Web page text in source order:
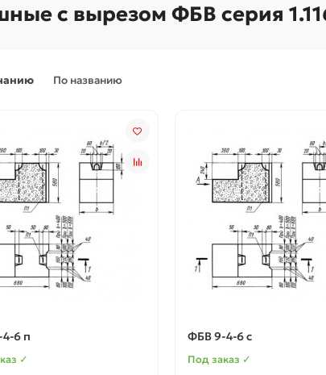
с вырезом ФБВ серия
По названию
6 п
✓
ФБВ 9-4-6 с
Под заказ ✓